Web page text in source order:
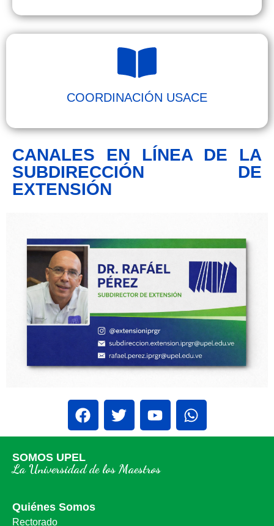
COORDINACIÓN USACE
CANALES EN LÍNEA DE LA
SUBDIRECCIÓN DE
EXTENSIÓN
SOMOS UPEL
La Universidad de los Maestros
Quiénes Somos
Rectorado